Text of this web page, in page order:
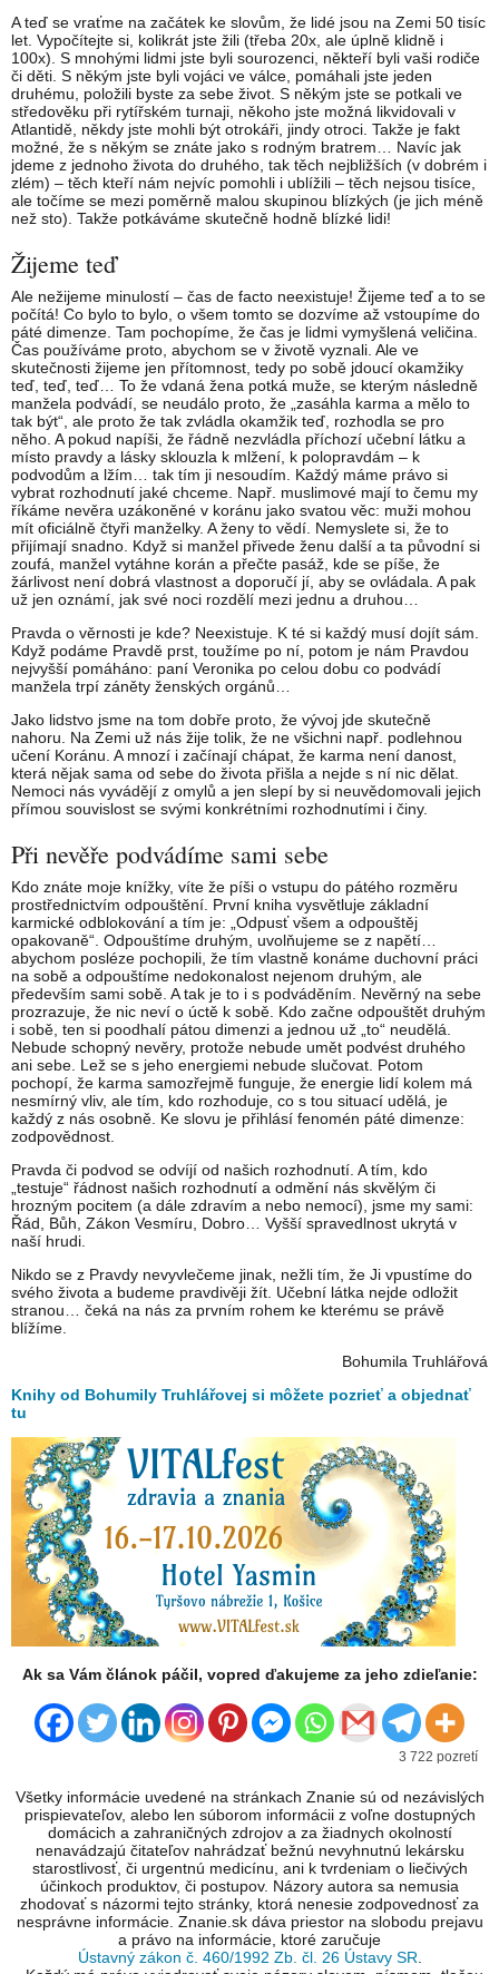
A teď se vraťme na začátek ke slovům, že lidé jsou na Zemi 50 tisíc
let. Vypočítejte si, kolikrát jste žili (třeba 20x, ale úplně klidně i
100x). S mnohými lidmi jste byli sourozenci, někteří byli vaši rodiče
či děti. S někým jste byli vojáci ve válce, pomáhali jste jeden
druhému, položili byste za sebe život. S někým jste se potkali ve
středověku při rytířském turnaji, někoho jste možná likvidovali v
Atlantidě, někdy jste mohli být otrokáři, jindy otroci. Takže je fakt
možné, že s někým se znáte jako s rodným bratrem… Navíc jak
jdeme z jednoho života do druhého, tak těch nejbližších (v dobrém i
zlém) – těch kteří nám nejvíc pomohli i ublížili – těch nejsou tisíce,
ale točíme se mezi poměrně malou skupinou blízkých (je jich méně
než sto). Takže potkáváme skutečně hodně blízké lidi!
Žijeme teď
Ale nežijeme minulostí – čas de facto neexistuje! Žijeme teď a to se
počítá! Co bylo to bylo, o všem tomto se dozvíme až vstoupíme do
páté dimenze. Tam pochopíme, že čas je lidmi vymyšlená veličina.
Čas používáme proto, abychom se v životě vyznali. Ale ve
skutečnosti žijeme jen přítomnost, tedy po sobě jdoucí okamžiky
teď, teď, teď… To že vdaná žena potká muže, se kterým následně
manžela podvádí, se neudálo proto, že „zasáhla karma a mělo to
tak být“, ale proto že tak zvládla okamžik teď, rozhodla se pro
něho. A pokud napíši, že řádně nezvládla příchozí učební látku a
místo pravdy a lásky sklouzla k mlžení, k polopravdám – k
podvodům a lžím… tak tím ji nesoudím. Každý máme právo si
vybrat rozhodnutí jaké chceme. Např. muslimové mají to čemu my
říkáme nevěra uzákoněné v koránu jako svatou věc: muži mohou
mít oficiálně čtyři manželky. A ženy to vědí. Nemyslete si, že to
přijímají snadno. Když si manžel přivede ženu další a ta původní si
zoufá, manžel vytáhne korán a přečte pasáž, kde se píše, že
žárlivost není dobrá vlastnost a doporučí jí, aby se ovládala. A pak
už jen oznámí, jak své noci rozdělí mezi jednu a druhou…
Pravda o věrnosti je kde? Neexistuje. K té si každý musí dojít sám.
Když podáme Pravdě prst, toužíme po ní, potom je nám Pravdou
nejvyšší pomáháno: paní Veronika po celou dobu co podvádí
manžela trpí záněty ženských orgánů…
Jako lidstvo jsme na tom dobře proto, že vývoj jde skutečně
nahoru. Na Zemi už nás žije tolik, že ne všichni např. podlehnou
učení Koránu. A mnozí i začínají chápat, že karma není danost,
která nějak sama od sebe do života přišla a nejde s ní nic dělat.
Nemoci nás vyvádějí z omylů a jen slepí by si neuvědomovali jejich
přímou souvislost se svými konkrétními rozhodnutími i činy.
Při nevěře podvádíme sami sebe
Kdo znáte moje knížky, víte že píši o vstupu do pátého rozměru
prostřednictvím odpouštění. První kniha vysvětluje základní
karmické odblokování a tím je: „Odpusť všem a odpouštěj
opakovaně“. Odpouštíme druhým, uvolňujeme se z napětí…
abychom posléze pochopili, že tím vlastně konáme duchovní práci
na sobě a odpouštíme nedokonalost nejenom druhým, ale
především sami sobě. A tak je to i s podváděním. Nevěrný na sebe
prozrazuje, že nic neví o úctě k sobě. Kdo začne odpouštět druhým
i sobě, ten si poodhalí pátou dimenzi a jednou už „to“ neudělá.
Nebude schopný nevěry, protože nebude umět podvést druhého
ani sebe. Lež se s jeho energiemi nebude slučovat. Potom
pochopí, že karma samozřejmě funguje, že energie lidí kolem má
nesmírný vliv, ale tím, kdo rozhoduje, co s tou situací udělá, je
každý z nás osobně. Ke slovu je přihlásí fenomén páté dimenze:
zodpovědnost.
Pravda či podvod se odvíjí od našich rozhodnutí. A tím, kdo
„testuje“ řádnost našich rozhodnutí a odmění nás skvělým či
hrozným pocitem (a dále zdravím a nebo nemocí), jsme my sami:
Řád, Bůh, Zákon Vesmíru, Dobro… Vyšší spravedlnost ukrytá v
naší hrudi.
Nikdo se z Pravdy nevyvlečeme jinak, nežli tím, že Ji vpustíme do
svého života a budeme pravdivěji žít. Učební látka nejde odložit
stranou… čeká na nás za prvním rohem ke kterému se právě
blížíme.
Bohumila Truhlářová
Knihy od Bohumily Truhlářovej si môžete pozrieť a objednať
tu
Ak sa Vám článok páčil, vopred ďakujeme za jeho zdieľanie:
3 722 pozretí
Všetky informácie uvedené na stránkach Znanie sú od nezávislých
prispievateľov, alebo len súborom informácii z voľne dostupných
domácich a zahraničných zdrojov a za žiadnych okolností
nenavádzajú čitateľov nahrádzať bežnú nevyhnutnú lekársku
starostlivosť, či urgentnú medicínu, ani k tvrdeniam o liečivých
účinkoch produktov, či postupov. Názory autora sa nemusia
zhodovať s názormi tejto stránky, ktorá nenesie zodpovednosť za
nesprávne informácie. Znanie.sk dáva priestor na slobodu prejavu
a právo na informácie, ktoré zaručuje
Ústavný zákon č. 460/1992 Zb. čl. 26 Ústavy SR